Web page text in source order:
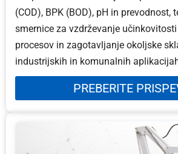
(COD), BPK (BOD), pH in prevodnost,
smernice za vzdrževanje
procesov in zagotavljanje okoljske
industrijskih in komunalnih
PREBERITE